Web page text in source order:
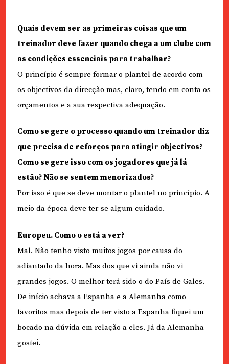
Quais devem ser as primeiras coisas que um
treinador deve fazer quando chega a um clube com
as condições essenciais para trabalhar?
O princípio é sempre formar o plantel de acordo com
os objectivos da direcção mas, claro, tendo em conta os
orçamentos e a sua respectiva adequação.
Como se gere o processo quando um treinador diz
que precisa de reforços para atingir objectivos?
Como se gere isso com os jogadores que já lá
estão? Não se sentem menorizados?
Por isso é que se deve montar o plantel no princípio. A
meio da época deve ter-se algum cuidado.
Europeu. Como o está a ver?
Mal. Não tenho visto muitos jogos por causa do
adiantado da hora. Mas dos que vi ainda não vi
grandes jogos. O melhor terá sido o do País de Gales.
De início achava a Espanha e a Alemanha como
favoritos mas depois de ter visto a Espanha fiquei um
bocado na dúvida em relação a eles. Já da Alemanha
gostei.